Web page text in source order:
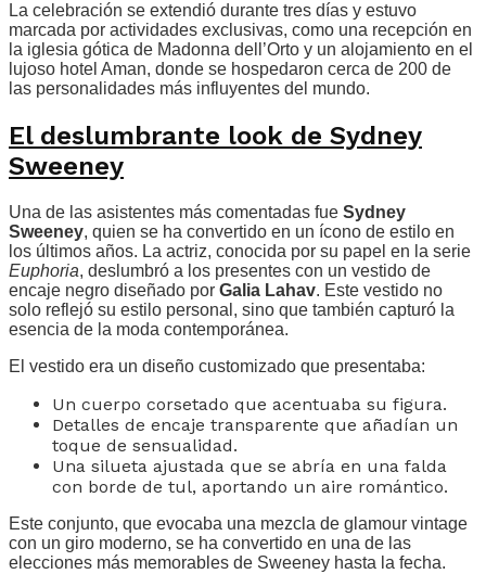
La celebración se extendió durante tres días y estuvo
marcada por actividades exclusivas, como una recepción en
la iglesia gótica de Madonna dell’Orto y un alojamiento en el
lujoso hotel Aman, donde se hospedaron cerca de 200 de
las personalidades más influyentes del mundo.
El deslumbrante look de Sydney
Sweeney
Una de las asistentes más comentadas fue Sydney
Sweeney, quien se ha convertido en un ícono de estilo en
los últimos años. La actriz, conocida por su papel en la serie
Euphoria, deslumbró a los presentes con un vestido de
encaje negro diseñado por Galia Lahav. Este vestido no
solo reflejó su estilo personal, sino que también capturó la
esencia de la moda contemporánea.
El vestido era un diseño customizado que presentaba:
Un cuerpo corsetado que acentuaba su figura.
Detalles de encaje transparente que añadían un
toque de sensualidad.
Una silueta ajustada que se abría en una falda
con borde de tul, aportando un aire romántico.
Este conjunto, que evocaba una mezcla de glamour vintage
con un giro moderno, se ha convertido en una de las
elecciones más memorables de Sweeney hasta la fecha.